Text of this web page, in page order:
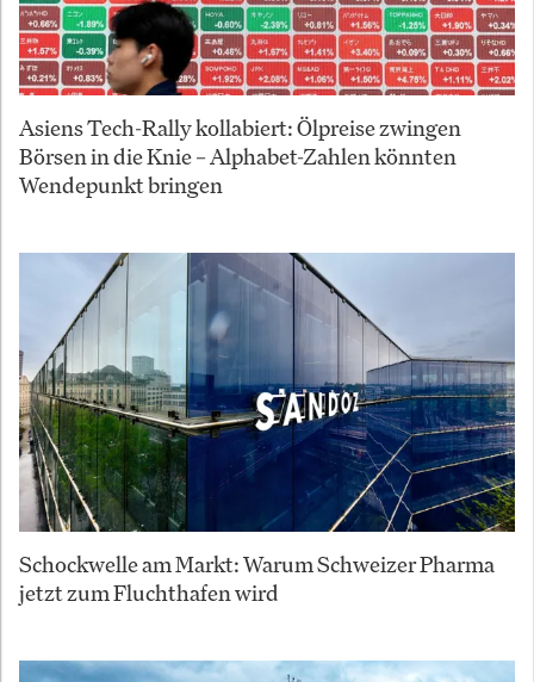
Asiens Tech-Rally kollabiert: Ölpreise zwingen
Börsen in die Knie – Alphabet-Zahlen könnten
Wendepunkt bringen
Schockwelle am Markt: Warum Schweizer Pharma
jetzt zum Fluchthafen wird